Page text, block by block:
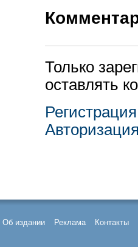
Только
оставлять
Регистрация
Об издании Реклама Контакты